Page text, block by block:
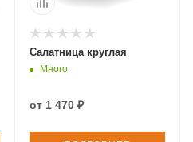
Салатница круглая
Много
от 1 470 ₽